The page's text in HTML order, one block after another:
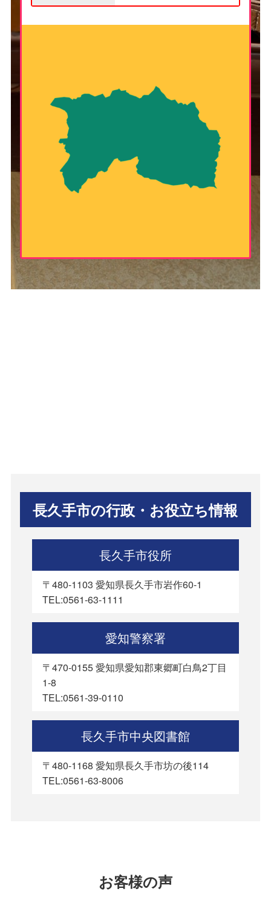
長久手市の行政・お役立ち情報
長久手市役所
〒480-1103 愛知県長久手市岩作60-1
TEL:0561-63-1111
愛知警察署
〒470-0155 愛知県愛知郡東郷町白鳥2丁目
1-8
TEL:0561-39-0110
長久手市中央図書館
〒480-1168 愛知県長久手市坊の後114
TEL:0561-63-8006
お客様の声